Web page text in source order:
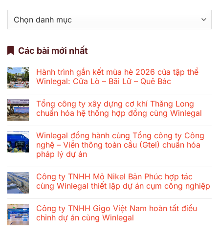
mục
Các bài mới nhất
Hành trình gắn kết mùa hè 2026 của tập thể
Winlegal: Cửa Lò – Bãi Lữ – Quê Bác
bình
luận
ở
gắn
kết
mùa
hè
2026
tập
thể
Winlegal:
–
Bãi
Lữ
Tổng công ty xây dựng cơ khí Thăng Long
chuẩn hóa hệ thống hợp đồng cùng Winlegal
bình
luận
ở
Tổng
công
xây
dựng
cơ
Long
chuẩn
hóa
Winlegal đồng hành cùng Tổng công ty Công
nghệ – Viễn thông toàn cầu (Gtel) chuẩn hóa
pháp lý dự án
bình
luận
ở
hành
cùng
Tổng
Công ty TNHH Mỏ Nikel Bản Phúc hợp tác
cùng Winlegal thiết lập dự án cụm công nghiệp
bình
luận
ở
Công ty TNHH Gigo Việt Nam hoàn tất điều
chỉnh dự án cùng Winlegal